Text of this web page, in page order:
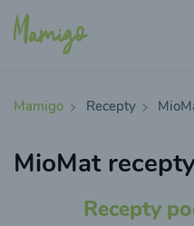
Mamigo Recepty
MioMat
Recepty